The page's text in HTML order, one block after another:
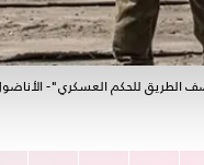
الطريق للحكم العسكري"-